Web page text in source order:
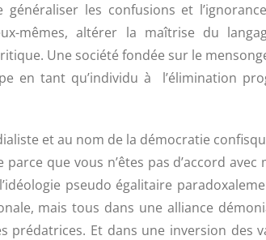
les confusions et
mêmes, altérer la maîtrise du
Une société fondée sur le
en tant qu’individu à l’élimination
et au nom de la démocratie
que vous n’êtes pas d’accord
pseudo égalitaire
mais tous dans une alliance
prédatrices. Et dans une inversion des